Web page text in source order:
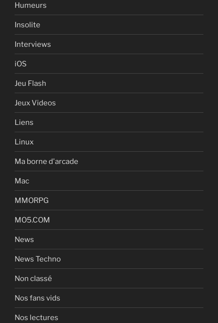
Humeurs
Insolite
Interviews
iOS
Jeu Flash
Jeux Videos
Liens
Linux
Ma borne d'arcade
Mac
MMORPG
MO5.COM
News
News Techno
Non classé
Nos fans vids
Nos lectures